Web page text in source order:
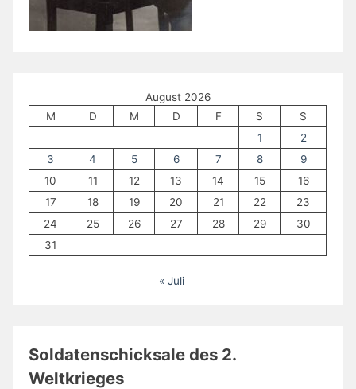
August 2026
M
D M D F S
S
1
2
3
4 5 6 7 8
9
10
11 12 13 14 15
16
17
18 19 20 21 22
23
24
25 26 27 28 29
30
31
« Juli
Soldatenschicksale des 2.
Weltkrieges